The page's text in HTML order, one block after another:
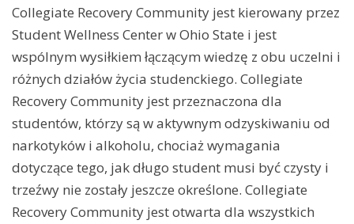
Collegiate Recovery Community jest kierowany przez
Student Wellness Center w Ohio State i jest
wspólnym wysiłkiem łączącym wiedzę z obu uczelni i
różnych działów życia studenckiego. Collegiate
Recovery Community jest przeznaczona dla
studentów, którzy są w aktywnym odzyskiwaniu od
narkotyków i alkoholu, chociaż wymagania
dotyczące tego, jak długo student musi być czysty i
trzeźwy nie zostały jeszcze określone. Collegiate
Recovery Community jest otwarta dla wszystkich